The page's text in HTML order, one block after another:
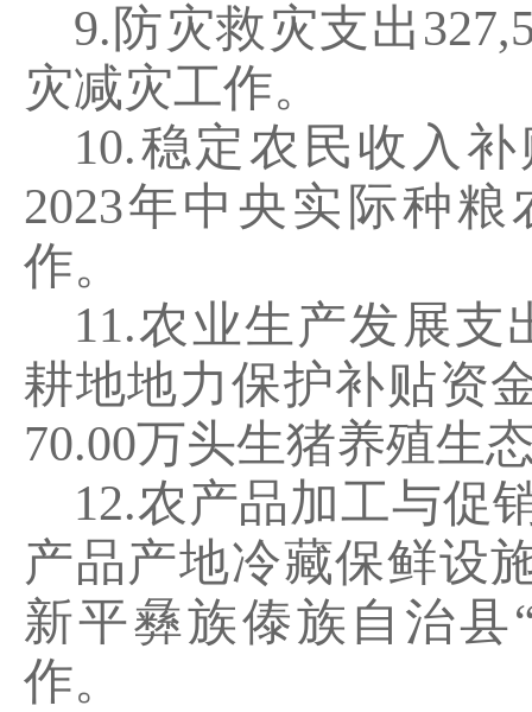
9.防灾救灾支出
灾减灾工作。
10.稳定农民收入
2023年中央实际种粮
作。
11.农业生产发展支
耕地地力保护补贴资
70.00万头生猪养殖生
12.农产品加工与促
产品产地冷藏保鲜设
新平彝族傣族自治县
作。